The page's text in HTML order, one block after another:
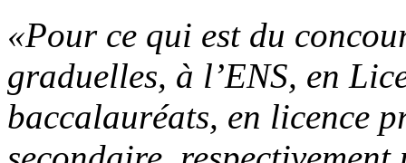
«Pour ce qui est du
graduelles, à l’ENS, en
baccalauréats, en licence